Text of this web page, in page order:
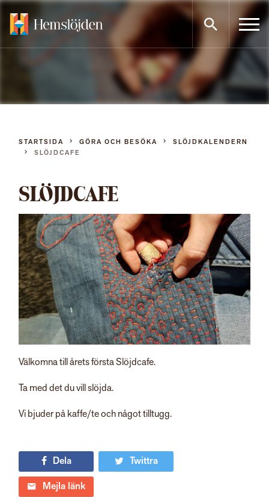
Gå
direkt
till
innehållet
STARTSIDA GÖRA OCH BESÖKA
SLÖJDKALENDERN
SLÖJDCAFE
SLÖJDCAFE
Välkomna till årets första Slöjdcafe.
Ta med det du vill slöjda.
Vi bjuder på kaffe/te och något tilltugg.
Dela
Twittra
Mejla länk